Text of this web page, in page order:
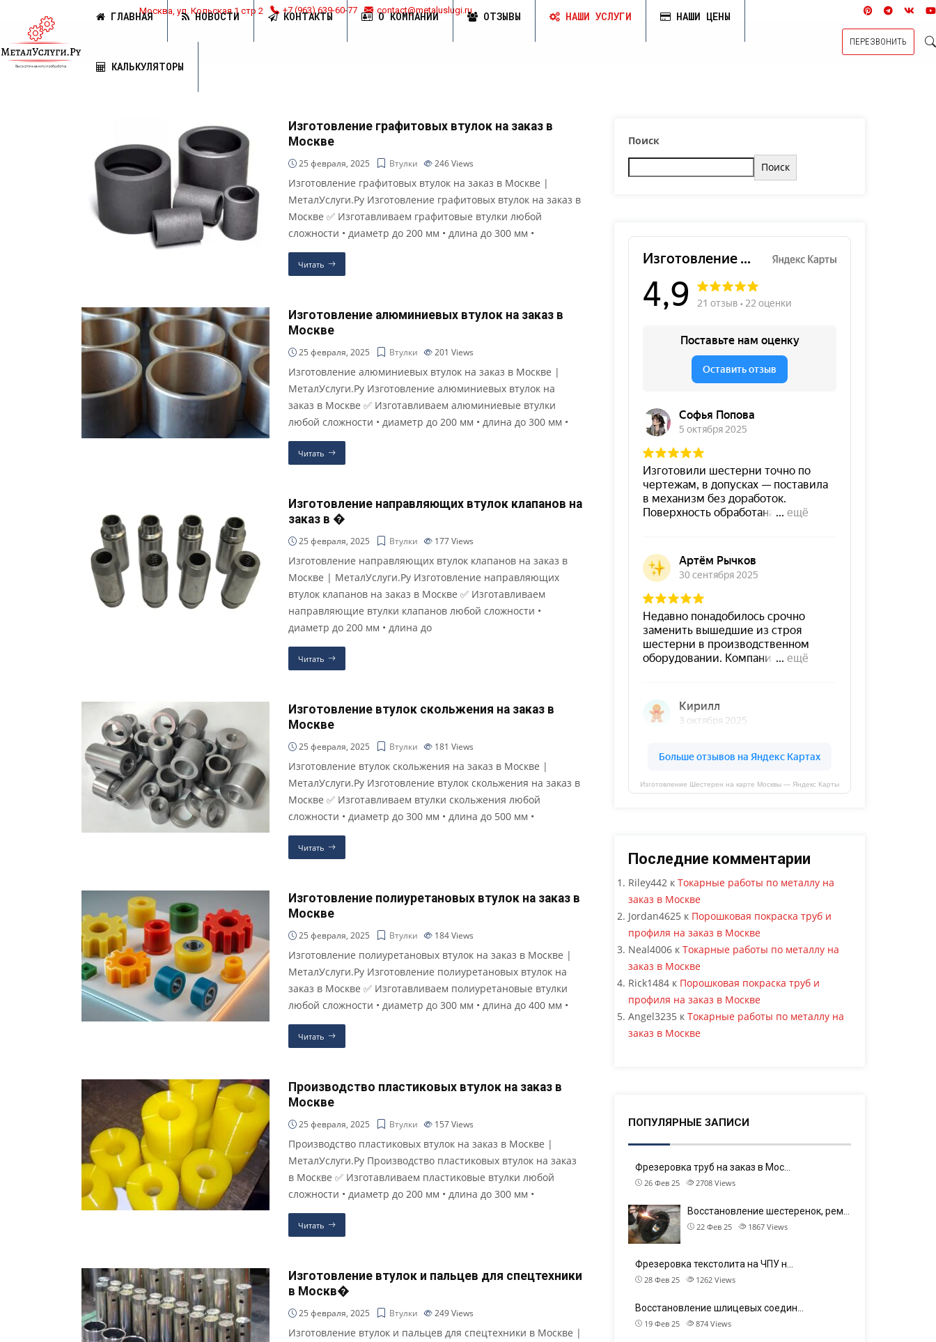
Москва, ул. Кольская 1 стр 2 +7 (963) 639-60-77 contact@metaluslugi.ru
ГЛАВНАЯ НОВОСТИ КОНТАКТЫ О КОМПАНИИ ОТЗЫВЫ НАШИ УСЛУГИ НАШИ ЦЕНЫ
КАЛЬКУЛЯТОРЫ
ПЕРЕЗВОНИТЬ
Изготовление графитовых втулок на заказ в
Москве
25 февраля, 2025 Втулки 246Views
Изготовление графитовых втулок на заказ в Москве |
МеталУслуги.Ру Изготовление графитовых втулок на заказ в
Москве ✅ Изготавливаем графитовые втулки любой
сложности • диаметр до 200 мм • длина до 300 мм •
Читать
Изготовление алюминиевых втулок на заказ в
Москве
25 февраля, 2025 Втулки 201 Views
Изготовление алюминиевых втулок на заказ в Москве |
МеталУслуги.Ру Изготовление алюминиевых втулок на
заказ в Москве ✅ Изготавливаем алюминиевые втулки
любой сложности • диаметр до 200 мм • длина до 300 мм •
Читать
Изготовление направляющих втулок клапанов на
заказ в �
25 февраля, 2025 Втулки 177Views
Изготовление направляющих втулок клапанов на заказ в
Москве | МеталУслуги.Ру Изготовление направляющих
втулок клапанов на заказ в Москве ✅ Изготавливаем
направляющие втулки клапанов любой сложности •
диаметр до 200 мм • длина до
Читать
Изготовление втулок скольжения на заказ в
Москве
25 февраля, 2025 Втулки 181 Views
Изготовление втулок скольжения на заказ в Москве |
МеталУслуги.Ру Изготовление втулок скольжения на заказ в
Москве ✅ Изготавливаем втулки скольжения любой
сложности • диаметр до 300 мм • длина до 500 мм •
Читать
Изготовление полиуретановых втулок на заказ в
Москве
25 февраля, 2025 Втулки 184Views
Изготовление полиуретановых втулок на заказ в Москве |
МеталУслуги.Ру Изготовление полиуретановых втулок на
заказ в Москве ✅ Изготавливаем полиуретановые втулки
любой сложности • диаметр до 300 мм • длина до 400 мм •
Читать
Производство пластиковых втулок на заказ в
Москве
25 февраля, 2025 Втулки 157Views
Производство пластиковых втулок на заказ в Москве |
МеталУслуги.Ру Производство пластиковых втулок на заказ
в Москве ✅ Изготавливаем пластиковые втулки любой
сложности • диаметр до 200 мм • длина до 300 мм •
Читать
Изготовление втулок и пальцев для спецтехники
в Москв�
25 февраля, 2025 Втулки 249Views
Изготовление втулок и пальцев для спецтехники в Москве |
Поиск
Поиск
Изготовление Шестерен на карте Москвы — Яндекс Карты
Последние комментарии
Riley442 к Токарные работы по металлу на
заказ в Москве
Jordan4625 к Порошковая покраска труб и
профиля на заказ в Москве
Neal4006 к Токарные работы по металлу на
заказ в Москве
Rick1484 к Порошковая покраска труб и
профиля на заказ в Москве
Angel3235 к Токарные работы по металлу на
заказ в Москве
ПОПУЛЯРНЫЕ ЗАПИСИ
Фрезеровка труб на заказ в Мос…
26 Фев 25 2708 Views
Восстановление шестеренок, рем…
22 Фев 25 1867 Views
Фрезеровка текстолита на ЧПУ н…
28 Фев 25 1262 Views
Восстановление шлицевых соедин…
19 Фев 25 874 Views